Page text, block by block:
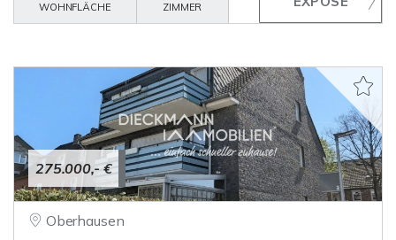
WOHNFLÄCHE
ZIMMER
275.000,- €
Oberhausen